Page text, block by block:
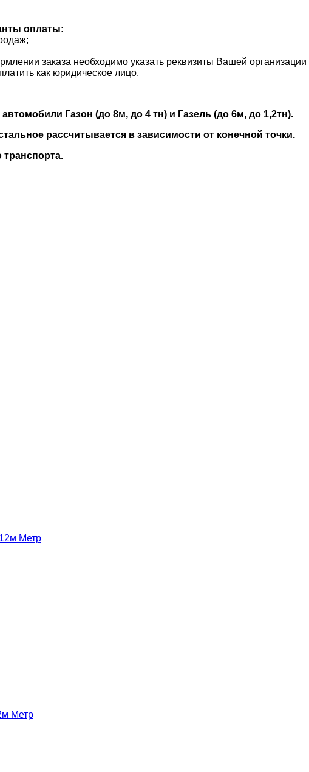
оплаты:
заказа необходимо указать реквизиты Вашей
как юридическое лицо.
Газон (до 8м, до 4 тн) и Газель (до 6м, до 1,2тн).
рассчитывается в зависимости от конечной точки.
Метр
Метр